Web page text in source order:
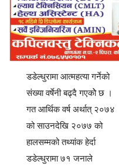
डडेल्धुरामा आत्महत्या गर्नेको
संख्या वर्षेनी बढ्दै गएकोे छ ।
गत आर्थिक वर्ष अर्थात् २०७४
को साउनदेखि २०७७ को
हालसम्मको तथ्यांक हेर्दा
डडेल्धुरामा ७१ जनाले